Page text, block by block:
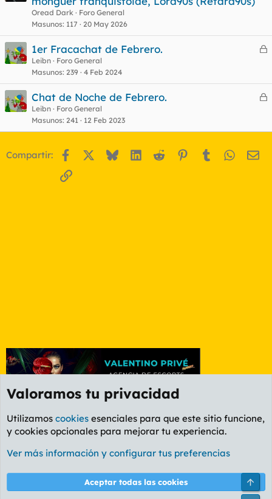
Oread Dark
Foro General
Masunos 117 20 May 2026
C
r
a
1er Fracachat de Febrero.
Leibn
Foro General
Masunos 239 4 Feb 2024
C
r
Chat de Noche de Febrero.
Leibn
Foro General
Masunos 241 12 Feb 2023
Compartir: Facebook BlueskyLinkedIn
Reddit Pinterest
Tumblr
Enlace
Foro General
Cookies
PL OLDSTYLE AMARILLO
Términos y reglas Política de privacidad Ayuda
Valoramos tu privacidad
Utilizamos cookies esenciales para que este sitio funcione,
y cookies opcionales para mejorar tu experiencia.
Ver más información y configurar tus preferencias
Aceptar todas las cookies